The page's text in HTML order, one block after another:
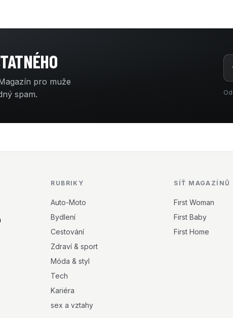
pro muže
spam.
RUBRIKY
Auto-Moto
Bydlení
Cestování
Zdraví & sport
Móda & styl
Tech
Kariéra
sex a vztahy
SÍŤ MAGAZÍNŮ
First Woman
First Baby
First Home